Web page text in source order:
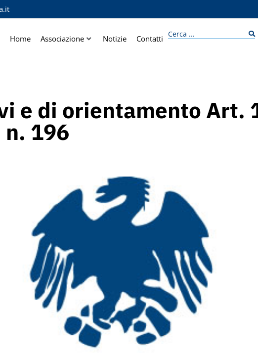
Home Associazione Notizie Contatti
e di orientamento Art.
196